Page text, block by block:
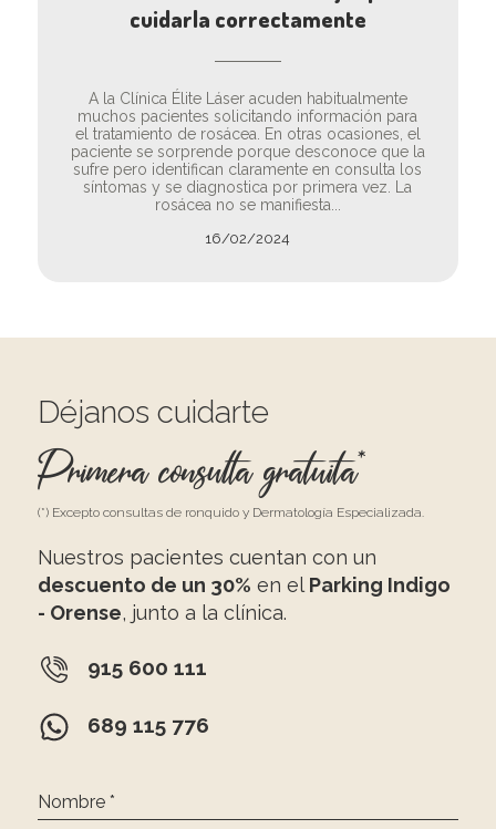
cuidarla correctamente
A la Clínica Élite Láser acuden habitualmente
muchos pacientes solicitando información para
el tratamiento de rosácea. En otras ocasiones, el
paciente se sorprende porque desconoce que la
sufre pero identifican claramente en consulta los
síntomas y se diagnostica por primera vez. La
rosácea no se manifiesta...
16/02/2024
Déjanos cuidarte
Primera consulta gratuita*
(*) Excepto consultas de ronquido y Dermatología Especializada.
Nuestros pacientes cuentan con un
descuento de un 30% en el Parking Indigo
- Orense, junto a la clínica.
915 600 111
689 115 776
Nombre *